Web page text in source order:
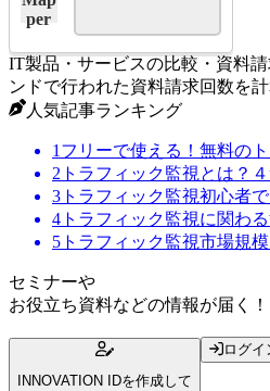
IT製品・サービスの比較・資料
ンドで行われた資料請求回数を
人気記事ランキング
1 フリーで使える！無料の
2 トラフィック監視とは？
3 トラフィック監視初心者
4 トラフィック監視に関わ
5 トラフィック監視市場規
セミナーや
お役立ち資料などの情報が届く！
INNOVATION IDを作成して
ログイ